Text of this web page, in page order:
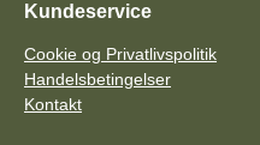
Kundeservice
Cookie og Privatlivspolitik
Handelsbetingelser
Kontakt